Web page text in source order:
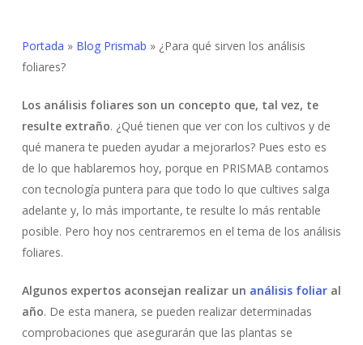
Portada » Blog Prismab » ¿Para qué sirven los análisis
foliares?
Los análisis foliares son un concepto que, tal vez, te
resulte extraño. ¿Qué tienen que ver con los cultivos y de
qué manera te pueden ayudar a mejorarlos? Pues esto es
de lo que hablaremos hoy, porque en PRISMAB contamos
con tecnología puntera para que todo lo que cultives salga
adelante y, lo más importante, te resulte lo más rentable
posible. Pero hoy nos centraremos en el tema de los análisis
foliares.
Algunos expertos aconsejan realizar un análisis foliaral
año. De esta manera, se pueden realizar determinadas
comprobaciones que asegurarán que las plantas se